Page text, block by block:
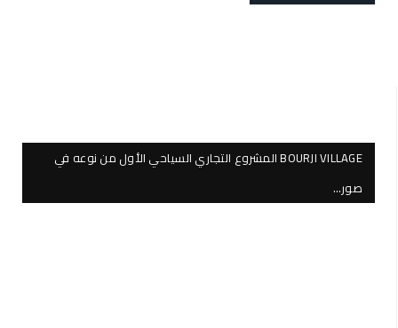
BOURJI VILLAGE المشروع التجاري السياحي الأول من نوعه في
صور…